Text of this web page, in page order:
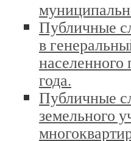
Публичные
в
населенного
года.
Публичные
земельного